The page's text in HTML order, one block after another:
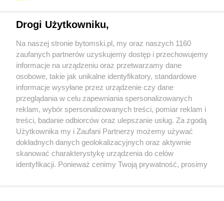
Wydawca mediów lokalnych
Nie zapomnij
zapoznać się z:
polityką prywatności regulamin korzystania z portali
Twojemiasto
Piekary Śląskie
Chorzów
Tarnowskie Góry
Skontaktuj sięz nami
Kontakt
Wydawca
Pogoda
Drogi Użytkowniku,
Na naszej stronie bytomski.pl, my oraz naszych 1160
zaufanych partnerów uzyskujemy dostęp i przechowujemy
informacje na urządzeniu oraz przetwarzamy dane
osobowe, takie jak unikalne identyfikatory, standardowe
informacje wysyłane przez urządzenie czy dane
przeglądania w celu zapewniania spersonalizowanych
reklam, wybór spersonalizowanych treści, pomiar reklam i
treści, badanie odbiorców oraz ulepszanie usług. Za zgodą
Użytkownika my i Zaufani Partnerzy możemy używać
dokładnych danych geolokalizacyjnych oraz aktywnie
skanować charakterystykę urządzenia do celów
identyfikacji. Ponieważ cenimy Twoją prywatność, prosimy